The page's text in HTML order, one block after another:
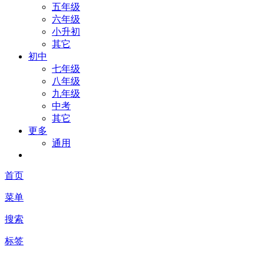
五年级
六年级
小升初
其它
初中
七年级
八年级
九年级
中考
其它
更多
通用
首页
菜单
搜索
标签